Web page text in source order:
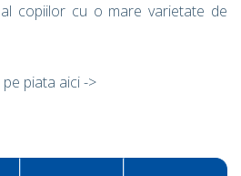
copiilor cu o mare varietate de
piata aici ->